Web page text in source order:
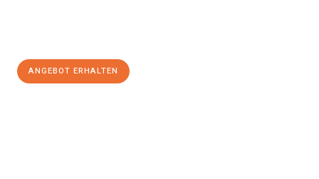
ANGEBOT ERHALTEN